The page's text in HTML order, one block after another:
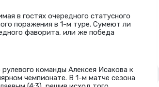
в гостях очередного статусного
поражения в 1-м туре. Сумеют ли
фаворита, или же победа
команды Алексея Исакова к
чемпионате. В 1-м матче сезона